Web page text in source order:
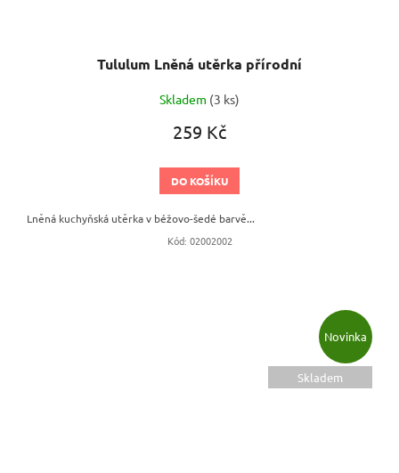
Tululum Lněná utěrka přírodní
Skladem (3 ks)
259 Kč
DO KOŠÍKU
Lněná kuchyňská utěrka v béžovo-šedé barvě...
Kód: 02002002
Novinka
Skladem